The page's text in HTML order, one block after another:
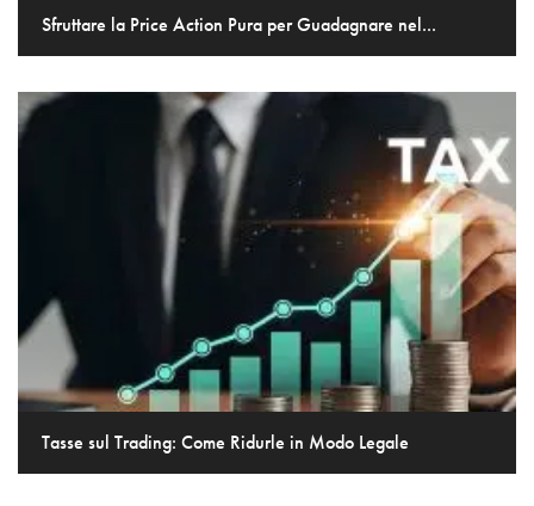
Sfruttare la Price Action Pura per Guadagnare nel...
Tasse sul Trading: Come Ridurle in Modo Legale